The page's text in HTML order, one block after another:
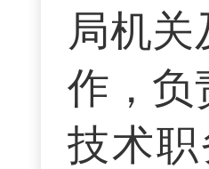
局机
作，负
技术